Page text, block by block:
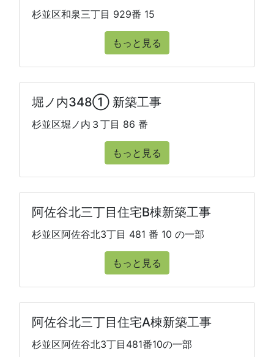
杉並区和泉三丁目 929番 15
もっと見る
堀ノ内348① 新築工事
杉並区堀ノ内３丁目 86 番
もっと見る
阿佐谷北三丁目住宅B棟新築工事
杉並区阿佐谷北3丁目 481 番 10 の一部
もっと見る
阿佐谷北三丁目住宅A棟新築工事
杉並区阿佐谷北3丁目481番10の一部